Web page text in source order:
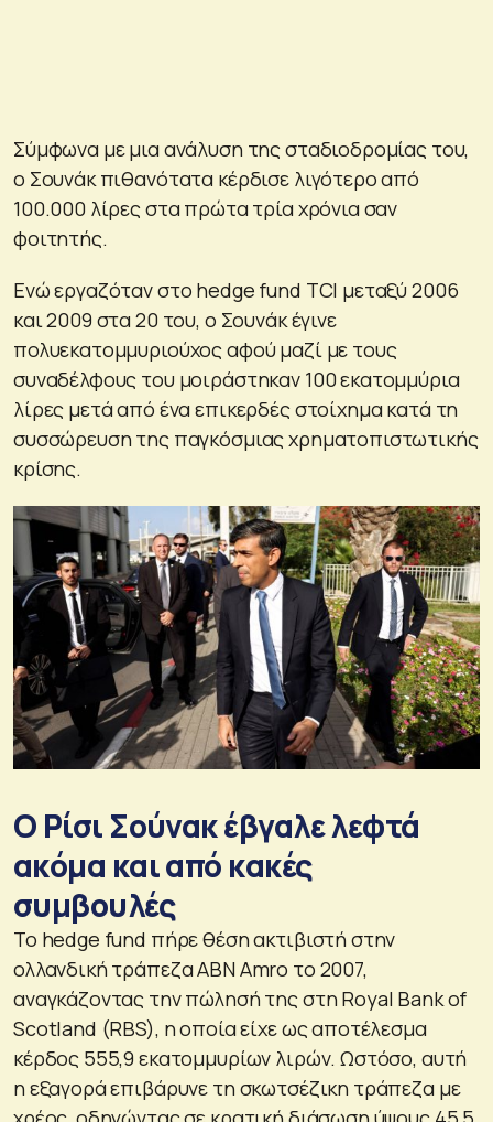
Σύμφωνα με μια ανάλυση της σταδιοδρομίας του,
ο Σουνάκ πιθανότατα κέρδισε λιγότερο από
100.000 λίρες στα πρώτα τρία χρόνια σαν
φοιτητής.
Ενώ εργαζόταν στο hedge fund TCI μεταξύ 2006
και 2009 στα 20 του, ο Σουνάκ έγινε
πολυεκατομμυριούχος αφού μαζί με τους
συναδέλφους του μοιράστηκαν 100 εκατομμύρια
λίρες μετά από ένα επικερδές στοίχημα κατά τη
συσσώρευση της παγκόσμιας χρηματοπιστωτικής
κρίσης.
Ο Ρίσι Σούνακ έβγαλε λεφτά
ακόμα και από κακές
συμβουλές
Το hedge fund πήρε θέση ακτιβιστή στην
ολλανδική τράπεζα ABN Amro το 2007,
αναγκάζοντας την πώλησή της στη Royal Bank of
Scotland (RBS), η οποία είχε ως αποτέλεσμα
κέρδος 555,9 εκατομμυρίων λιρών. Ωστόσο, αυτή
η εξαγορά επιβάρυνε τη σκωτσέζικη τράπεζα με